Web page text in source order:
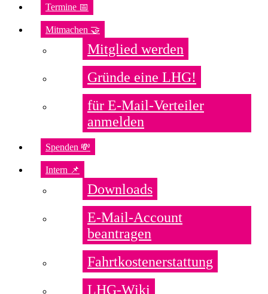
Termine 📅
Mitmachen 🤝
Mitglied werden
Gründe eine LHG!
für E-Mail-Verteiler
anmelden
Spenden 💸
Intern 📌
Downloads
E-Mail-Account
beantragen
Fahrtkostenerstattung
LHG-Wiki